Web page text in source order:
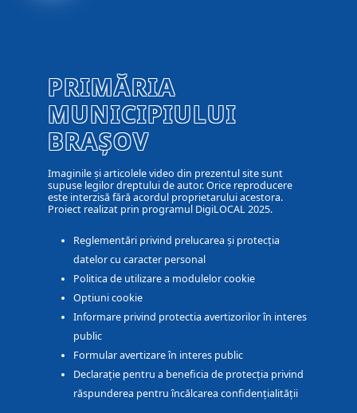
PRIMĂRIA
MUNICIPIULUI
BRAȘOV
Imaginile și articolele video din prezentul site sunt
supuse legilor dreptului de autor. Orice reproducere
este interzisă fără acordul proprietarului acestora.
Proiect realizat prin programul DigiLOCAL 2025.
Reglementări privind prelucarea și protecția
datelor cu caracter personal
Politica de utilizare a modulelor cookie
Optiuni cookie
Informare privind protectia avertizorilor în interes
public
Formular avertizare în interes public
Declarație pentru a beneficia de protecția privind
răspunderea pentru încălcarea confidențialității